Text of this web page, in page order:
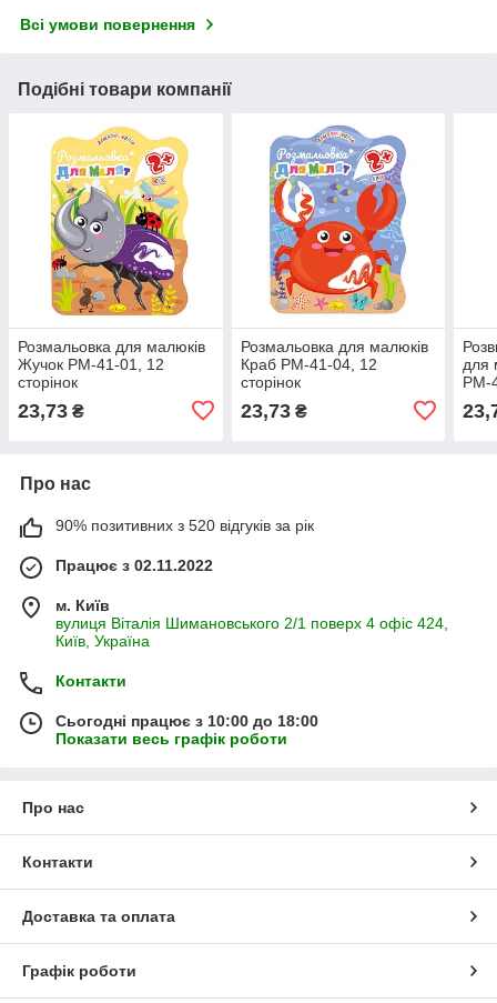
Всі умови повернення
Подібні товари компанії
Розмальовка для малюків
Жучок РМ-41-01, 12
сторінок
23,73 ₴
Розмальовка для малюків
Краб РМ-41-04, 12
сторінок
23,73₴
для
РМ-
Про нас
90% позитивних з 520 відгуків за рік
Працює з 02.11.2022
м. Київ
вулиця Віталія Шимановського 2/1 поверх 4 офіс 424,
Київ, Україна
Контакти
Сьогодні працює з 10:00 до 18:00
Показати весь графік роботи
Про нас
Контакти
Доставка та оплата
Графік роботи